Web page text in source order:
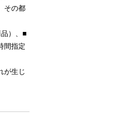
その都
）、■
間指定
が生じ